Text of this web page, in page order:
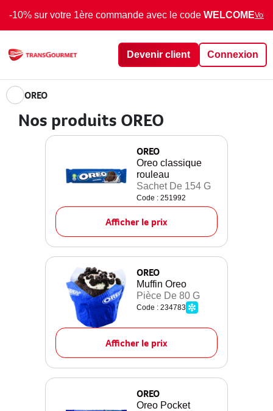
-10% sur votre 1ère commande avec le code WELCOMEVoir
Devenir client Connexion
OREO
Nos produits OREO
OREO
Oreo classique
rouleau
Sachet De 154 G
Code : 251992
Afficher le prix
OREO
Muffin Oreo
Pièce De 80 G
Code : 234783
Afficher le prix
OREO
Oreo Pocket